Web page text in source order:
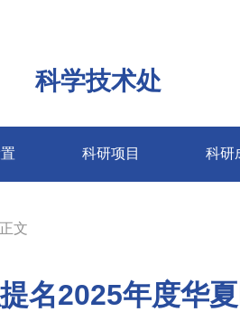
科学技术处
科研项目 科研
正文
名2025年度华